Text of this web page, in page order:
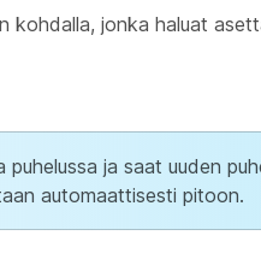
kohdalla, jonka haluat
ja saat uuden
automaattisesti pitoon.